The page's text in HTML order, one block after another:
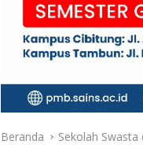
Beranda Sekolah